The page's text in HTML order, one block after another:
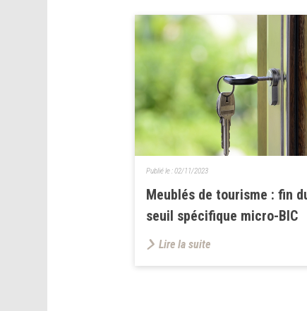
Meublés de tourisme : fin
seuil spécifique micro-BIC
Publié le :02/11/2023
Lire la suite